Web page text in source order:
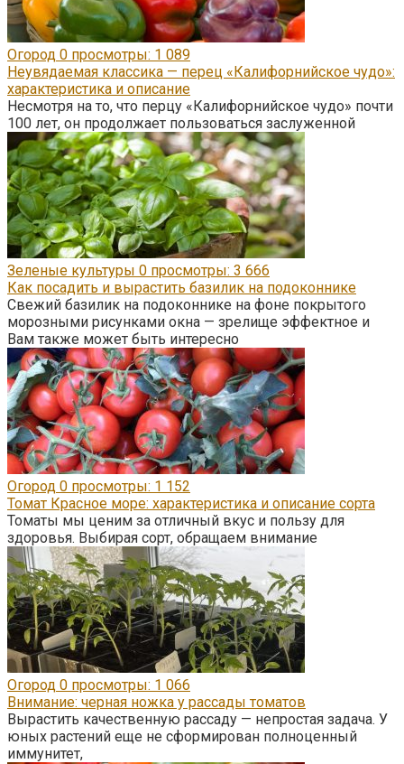
Огород 0 просмотры: 1 089
Неувядаемая классика — перец «Калифорнийское чудо»:
характеристика и описание
Несмотря на то, что перцу «Калифорнийское чудо» почти
100 лет, он продолжает пользоваться заслуженной
Зеленые культуры 0 просмотры: 3 666
Как посадить и вырастить базилик на подоконнике
Свежий базилик на подоконнике на фоне покрытого
морозными рисунками окна — зрелище эффектное и
Вам также может быть интересно
Огород 0 просмотры: 1 152
Томат Красное море: характеристика и описание сорта
Томаты мы ценим за отличный вкус и пользу для
здоровья. Выбирая сорт, обращаем внимание
Огород 0 просмотры: 1 066
Внимание: черная ножка у рассады томатов
Вырастить качественную рассаду — непростая задача. У
юных растений еще не сформирован полноценный
иммунитет,